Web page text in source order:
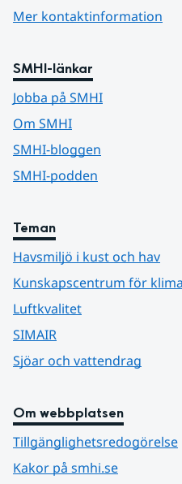
Mer kontaktinformation
SMHI-länkar
Jobba på SMHI
Om SMHI
SMHI-bloggen
SMHI-podden
Teman
Havsmiljö i kust och hav
Kunskapscentrum för
Luftkvalitet
SIMAIR
Sjöar och vattendrag
Om webbplatsen
Tillgänglighetsredogörelse
Kakor på smhi.se